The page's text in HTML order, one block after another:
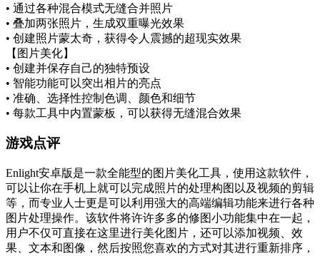
• 通过各种混合模式无缝合并照片
• 叠加两张照片，生成双重曝光效果
• 创建照片蒙太奇，获得令人震撼的超现实效果
【图片美化】
• 创建并保存自己的独特预设
• 智能功能可以突出相片的亮点
• 准确、选择性控制色调、颜色和细节
• 每款工具中内置蒙板，可以获得无缝混合效果
游戏点评
Enlight安卓版是一款全能型的图片美化工具，使用这款软件，
可以让你在手机上就可以完成照片的处理构图以及视频的剪辑
等，而专业人士更是可以利用强大的高端编辑功能来进行各种
图片处理操作。该软件将许许多多的修图小功能集中在一起，
用户不仅可直接在这里进行美化图片，还可以添加视频、效
果、文本和图像，然后按照您喜欢的方式对其进行重新排序，